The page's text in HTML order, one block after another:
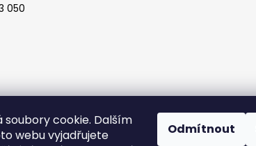
cookie. Dalším
webu vyjadřujete
Odmítnout
050